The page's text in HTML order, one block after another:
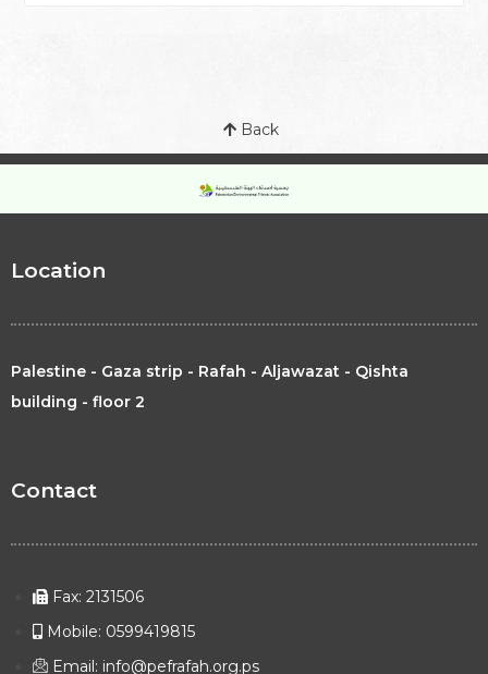
Back
Location
Palestine - Gaza strip - Rafah - Aljawazat - Qishta
building - floor 2
Contact
Fax: 2131506
Mobile: 0599419815
Email: info@pefrafah.org.ps